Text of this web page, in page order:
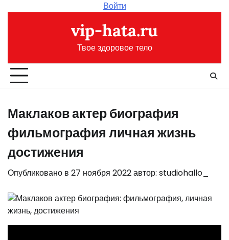
Войти
vip-hata.ru
Твое здоровое тело
Маклаков актер биография
фильмография личная жизнь
достижения
Опубликовано в 27 ноября 2022автор: studiohallo_